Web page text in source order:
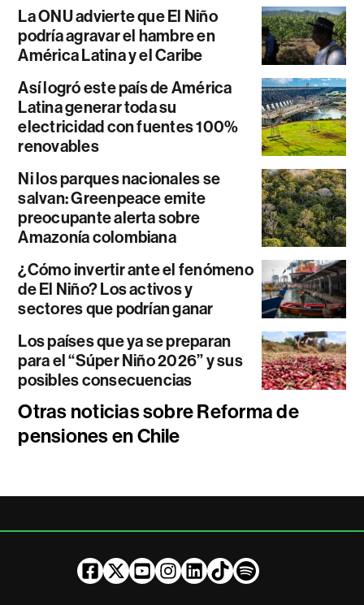
La ONU advierte que El Niño
podría agravar el hambre en
América Latina y el Caribe
Así logró este país de América
Latina generar toda su
electricidad con fuentes 100%
renovables
Ni los parques nacionales se
salvan: Greenpeace emite
preocupante alerta sobre
Amazonía colombiana
¿Cómo invertir ante el fenómeno
de El Niño? Los activos y
sectores que podrían ganar
Los países que ya se preparan
para el “Súper Niño 2026” y sus
posibles consecuencias
Otras noticias sobre Reforma de
pensiones en Chile